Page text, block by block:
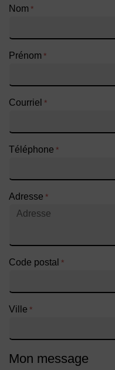
Nom *
Prénom *
Courriel *
Téléphone *
Adresse *
Code postal *
Ville *
Mon message